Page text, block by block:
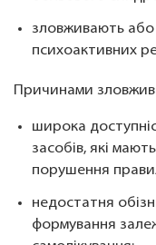
зловживають або
психоактивних
Причинами
широка
засобів, які
порушення
недостатня
формування